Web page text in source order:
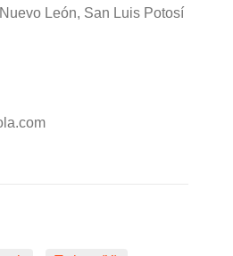
León, San Luis Potosí